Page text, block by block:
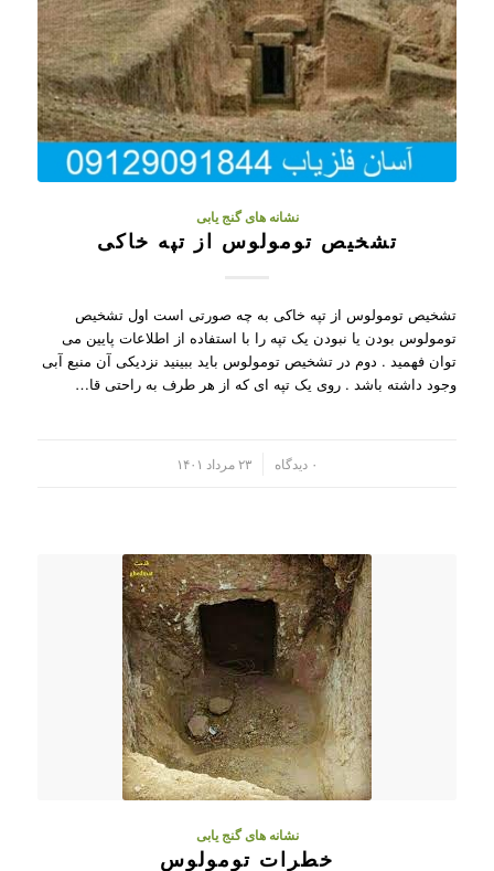
نشانه های گنج یابی
تشخیص تومولوس از تپه خاکی
تشخیص تومولوس از تپه خاکی به چه صورتی است اول تشخیص
تومولوس بودن یا نبودن یک تپه را با استفاده از اطلاعات پایین می
توان فهمید . دوم در تشخیص تومولوس باید ببینید نزدیکی آن منبع آبی
وجود داشته باشد . روی یک تپه ای که از هر طرف به راحتی قا…
۰ دیدگاه ۲۳ مرداد ۱۴۰۱
نشانه های گنج یابی
خطرات تومولوس